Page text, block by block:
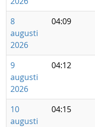
8
augusti
2026
04:09
9
augusti
2026
04:12
10
augusti
04:15